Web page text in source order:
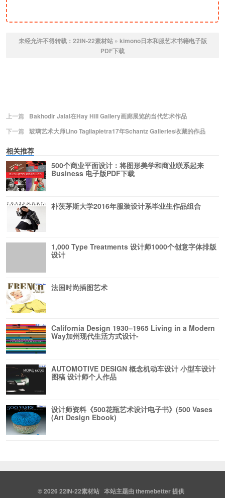
未经允许不得转载： 22IN-22素材站» kimono日本和服艺术书籍电子版
PDF下载
上一篇
Bakhodir Jalal在Hay Hill Gallery画廊展览的当代艺术作品
下一篇 玻璃艺术大师Lino Tagliapietra17年Schantz Galleries收藏的作品
相关推荐
500个商业平面设计：将图形美学和商业联系起来
Business 电子版PDF下载
朴茨茅斯大学2016年服装设计系毕业生作品组合
1,000 Type Treatments 设计师1000个创意字体排版
设计
法国时尚插图艺术
California Design 1930–1965 Living in a Modern
Way加州现代生活方式设计-
AUTOMOTIVE DESIGN 概念机动车设计 小型车设计
图稿 设计师个人作品
设计师资料《500花瓶艺术设计电子书》(500 Vases
(Art Design Ebook)
© 2026 22IN-22素材站 本站主题由themebetter提供